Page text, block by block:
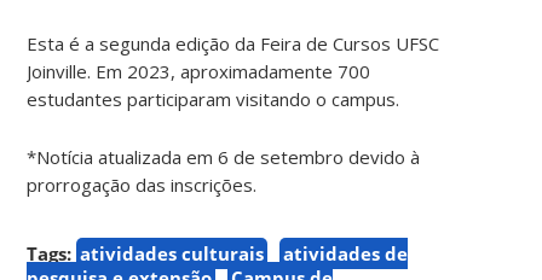
Esta é a segunda edição da Feira de Cursos UFSC
Joinville. Em 2023, aproximadamente 700
estudantes participaram visitando o campus.
*Notícia atualizada em 6 de setembro devido à
prorrogação das inscrições.
Tags: atividades culturais
atividades de